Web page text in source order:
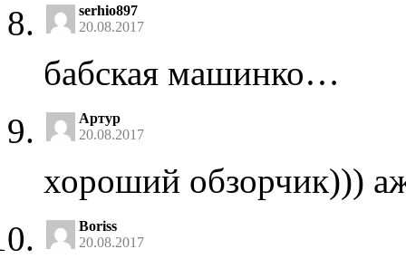
serhio897
20.08.2017
бабская машинко…
Артур
20.08.2017
хороший обзорчик)))
Boriss
20.08.2017